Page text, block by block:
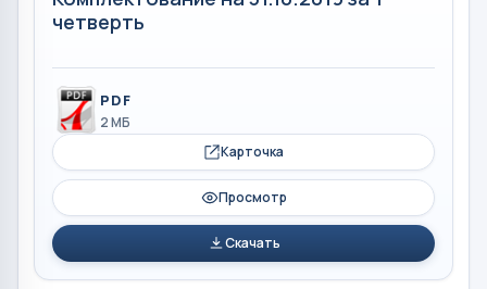
четверть
PDF
2 МБ
Карточка
Просмотр
Скачать